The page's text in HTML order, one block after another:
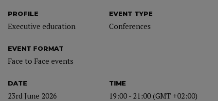
PROFILE
Executive education
EVENT TYPE
Conferences
EVENT FORMAT
Face to Face events
DATE
23rd June 2026
TIME
19:00 - 21:00 (GMT +02:00)